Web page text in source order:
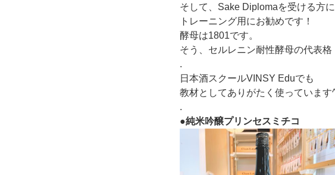
そして、Sake Diplomaを受ける方
トレーニング用にお勧めです！
酵母は1801です。
そう、セルレニン耐性酵母の代表格
.
日本酒スクールVINSY Eduでも
教材としてありがたく使っています
.
●純米吟醸プリンセスミチコ